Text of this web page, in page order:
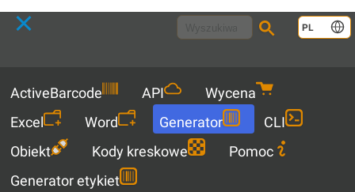
PL
ActiveBarcode API
Wycena
Excel
Word Generator
CLI
Obiekt
Kody kreskowe
Pomoc
Generator etykiet